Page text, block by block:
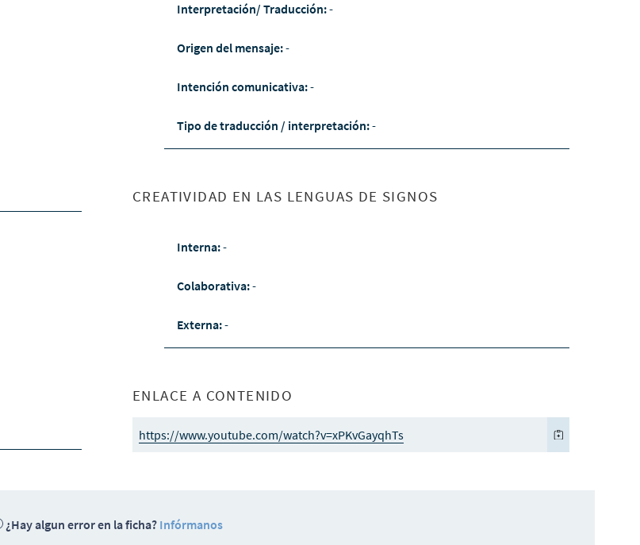
Interpretación/ Traducción:-
Origen del mensaje:-
Intención comunicativa:-
Tipo de traducción / interpretación:-
CREATIVIDAD EN LAS LENGUAS DE SIGNOS
Interna:-
Colaborativa:-
Externa:-
ENLACE A CONTENIDO
https://www.youtube.com/watch?v=xPKvGayqhTs
¿Hay algun error en la ficha? Infórmanos